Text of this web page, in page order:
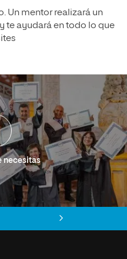
Un mentor realizará un
te ayudará en todo lo que
necesitas